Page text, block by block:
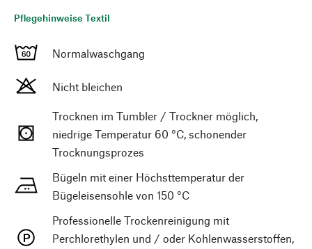
Pflegehinweise Textil
Normalwaschgang
Nicht bleichen
Trocknen im Tumbler / Trockner möglich,
niedrige Temperatur 60 °C, schonender
Trocknungsprozes
Bügeln mit einer Höchsttemperatur der
Bügeleisensohle von 150 °C
Professionelle Trockenreinigung mit
Perchlorethylen und / oder Kohlenwasserstoffen,